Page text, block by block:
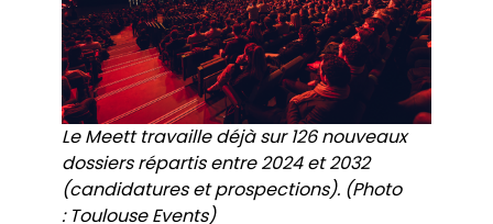
Le Meett travaille déjà sur 126 nouveaux
dossiers répartis entre 2024 et 2032
(candidatures et prospections). (Photo
: Toulouse Events)